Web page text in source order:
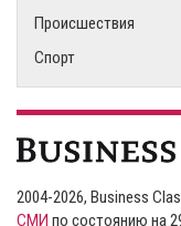
Происшествия
Спорт
2004-2026, Business
СМИ по состоянию на